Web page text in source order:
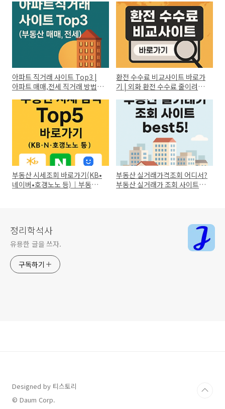
아파트 직거래 사이트 Top3 |
아파트 매매,전세 직거래 방법
환전 수수료 비교사이트 바로가
기 | 외화 환전 수수료 줄이려면?
부동산 시세조회 바로가기(KB•
네이버•호갱노노 등)｜부동산
부동산 실거래가격조회 어디서?
부동산 실거래가 조회 사이트
정리학석사
유용한 글을 쓰자.
구독하기
Designed by 티스토리
© Daum Corp.